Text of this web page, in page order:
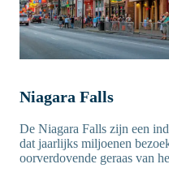
Niagara Falls
De Niagara Falls zijn een
dat jaarlijks miljoenen
oorverdovende geraas van